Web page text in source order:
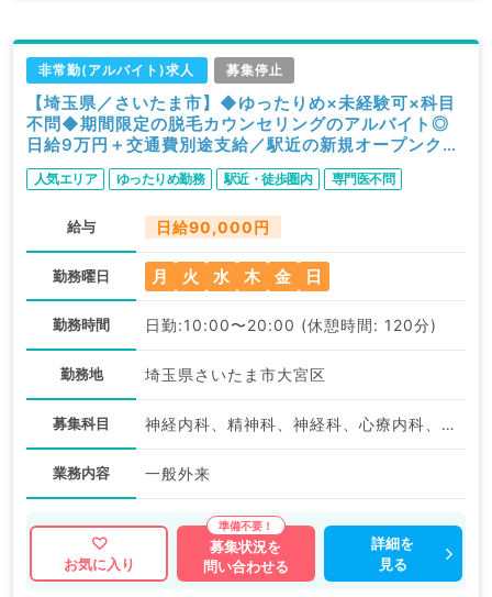
非常勤(アルバイト)求人 募集停止
【埼玉県／さいたま市】◆ゆったりめ×未経験可×科目
不問◆期間限定の脱毛カウンセリングのアルバイト◎
日給9万円＋交通費別途支給／駅近の新規オープンクリ
ニック（科目不問／非常勤）
人気エリア ゆったりめ勤務 駅近・徒歩圏内 専門医不問
給与 日給90,000円
勤務曜日 月 火 水 木 金 日
勤務時間 日勤:10:00〜20:00 (休憩時間: 120分)
勤務地 埼玉県さいたま市大宮区
募集科目 神経内科、精神科、神経科、心療内科、小児科、整形外科、形成外科、美容外科、脳神経外科、呼吸器外科、心臓血管外科、小児外科、皮膚科、泌尿器科、産婦人科、産科、婦人科、眼科、耳鼻咽喉科、放射線科、リハビリテーション科、麻酔科、ペインクリニック、人工透析科、緩和ケア科、一般内科、循環器内科、呼吸器内科、消化器内科、内分泌・代謝内科、腎臓内科、老年内科、血液内科、外科系全般、一般外科、消化器外科、乳腺外科、総合診療科、美容皮膚科、健診・人間ドック、救急科・ＩＣＵ、病理科、基礎医学系、膠原病科、スポーツ整形外科、大腸・肛門外科、産業医、科目不問
業務内容 一般外来
お気に入り
募集状況を
問い合わせる
詳細を
見る